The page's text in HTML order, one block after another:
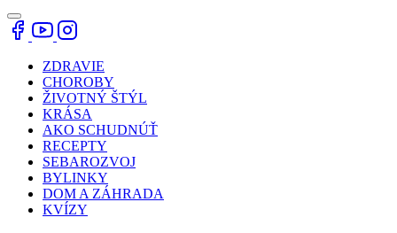
ZDRAVIE
CHOROBY
ŽIVOTNÝ ŠTÝL
KRÁSA
AKO SCHUDNÚŤ
RECEPTY
SEBAROZVOJ
BYLINKY
DOM A ZÁHRADA
KVÍZY